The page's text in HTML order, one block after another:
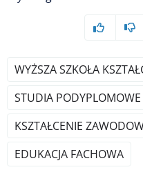
WYŻSZA SZKOŁA
STUDIA PODYPLOMOWE
KSZTAŁCENIE
EDUKACJA FACHOWA